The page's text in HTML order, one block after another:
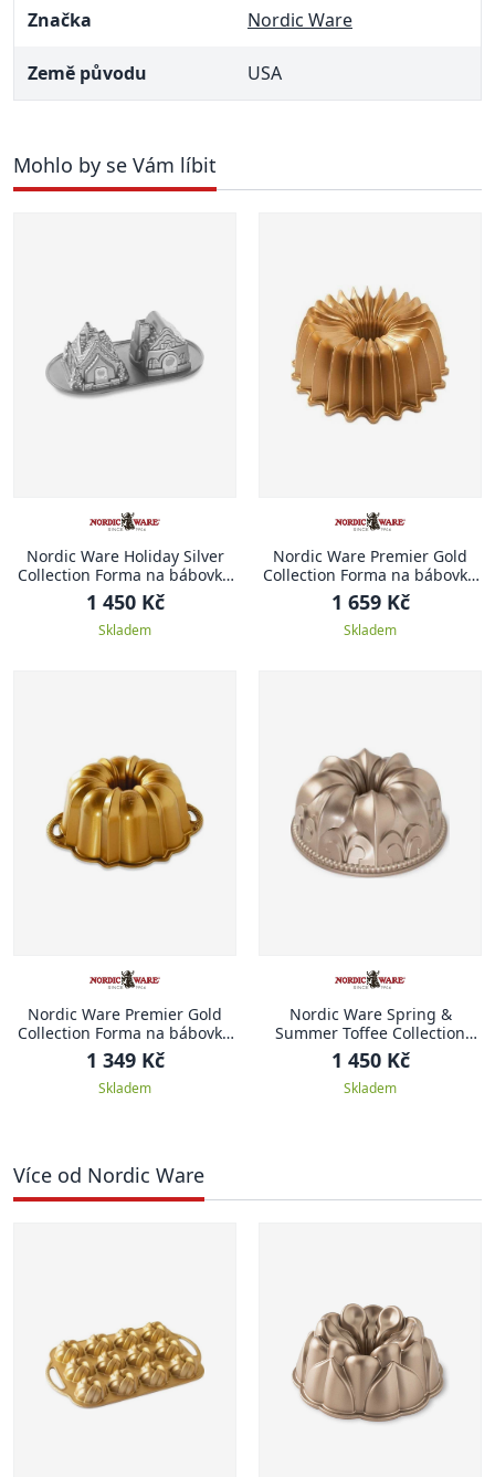
Značka Nordic Ware
Země původu USA
Mohlo by se Vám líbit
Nordic Ware Holiday Silver
Collection Forma na bábovku
DOMEČKY
1 450 Kč
Skladem
Nordic Ware Premier Gold
Collection Forma na bábovku
Brilliance, 26 cm
1 659 Kč
Skladem
Nordic Ware Premier Gold
Collection Forma na bábovku
20 cm ANNIVERSARY
1 349 Kč
Skladem
Nordic Ware Spring &
Summer Toffee Collection
Forma na bábovku 23,5 cm
KRÁLOVSKÁ LILIE
1 450 Kč
Skladem
Více od Nordic Ware